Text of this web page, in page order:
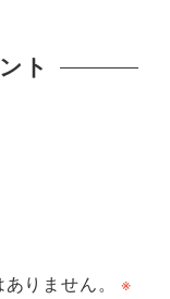
ト
りません。
※